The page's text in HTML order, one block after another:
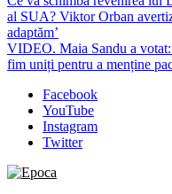
al SUA? Viktor Orban
adaptăm’
VIDEO. Maia Sandu a votat:
fim uniți pentru a menține
Facebook
YouTube
Instagram
Twitter